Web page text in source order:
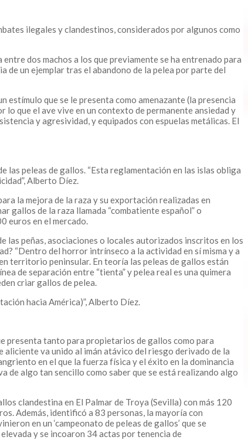
ilegales y clandestinos, considerados por algunos como
dos machos a los que previamente se ha entrenado para
un ejemplar tras el abandono de la pelea por parte del
estímulo que se le presenta como amenazante (la presencia
que el ave vive en un contexto de permanente ansiedad y
y agresividad, y equipados con espuelas metálicas. El
peleas de gallos. “Esta reglamentación en las islas obliga
Alberto Díez.
la mejora de la raza y su exportación realizadas en
gallos de la raza llamada “combatiente español” o
euros en el mercado.
las peñas, asociaciones o locales autorizados inscritos en los
“Dentro del horror intrínseco a la actividad en sí misma y a
territorio peninsular. En teoría las peleas de gallos están
de separación entre “tienta” y pelea real es una quimera
criar gallos de pelea.
hacia América)”, Alberto Díez.
presenta tanto para propietarios de gallos como para
aliciente va unido al imán atávico del riesgo derivado de la
en el que la fuerza física y el éxito en la dominancia
de algo tan sencillo como saber que se está realizando algo
clandestina en El Palmar de Troya (Sevilla) con más 120
Además, identificó a 83 personas, la mayoría con
en un ‘campeonato de peleas de gallos’ que se
y se incoaron 34 actas por tenencia de